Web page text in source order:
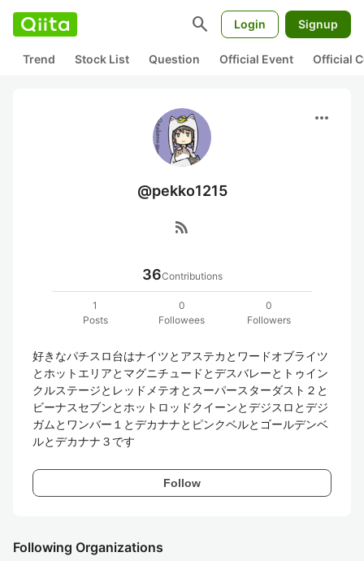
search Login Signup
Trend Stock List Question Official Event Official
more_horiz
@pekko1215
rss_feed
36Contributions
1
Posts
0
Followees
0
Followers
好きなパチスロ台はナイツとアステカとワードオブライツ
とホットエリアとマグニチュードとデスバレーとトゥイン
クルステージとレッドメテオとスーパースターダスト２と
ビーナスセブンとホットロッドクイーンとデジスロとデジ
ガムとワンバー１とデカナナとピンクベルとゴールデンベ
ルとデカナナ３です
Follow
Following Organizations